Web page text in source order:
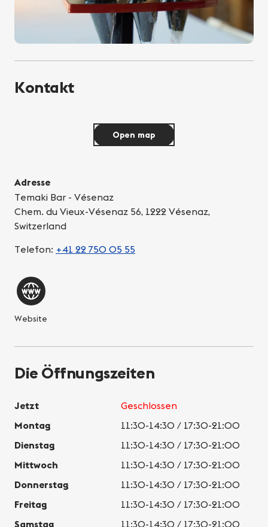
Kontakt
Adresse
Temaki Bar - Vésenaz
Chem. du Vieux-Vésenaz 56, 1222 Vésenaz,
Switzerland
Telefon: +41 22 750 05 55
Website
Open map
Die Öffnungszeiten
Jetzt
Geschlossen
Montag
11:30-14:30 / 17:30-21:00
Dienstag
11:30-14:30 / 17:30-21:00
Mittwoch
11:30-14:30 / 17:30-21:00
Donnerstag
11:30-14:30 / 17:30-21:00
Freitag
11:30-14:30 / 17:30-21:00
Samstag
11:30-14:30 / 17:30-21:00